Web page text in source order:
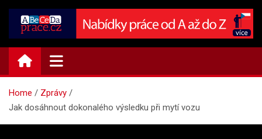
i-PORTAL.CZ | Zprávy
Informační portál
Home
Zprávy
Jak dosáhnout dokonalého výsledku při mytí vozu